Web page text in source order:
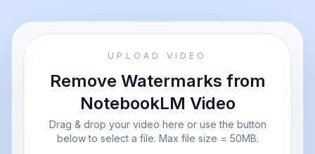
UPLOAD VIDEO
Remove Watermarks from
NotebookLM Video
Drag & drop your video here or use the button
below to select a file. Max file size = 50MB.